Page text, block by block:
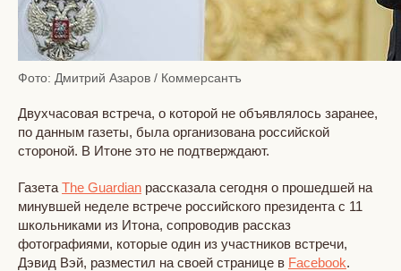
Фото: Дмитрий Азаров / Коммерсантъ
Двухчасовая встреча, о которой не объявлялось заранее,
по данным газеты, была организована российской
стороной. В Итоне это не подтверждают.
Газета The Guardian рассказала сегодня о прошедшей на
минувшей неделе встрече российского президента с 11
школьниками из Итона, сопроводив рассказ
фотографиями, которые один из участников встречи,
Дэвид Вэй, разместил на своей странице в Facebook.